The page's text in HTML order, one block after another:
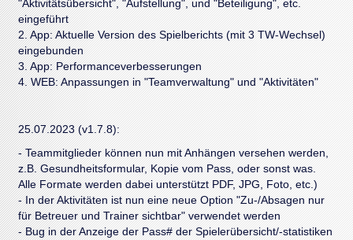
"Aktivitätsübersicht", "Aufstellung", und "Beteiligung", etc.
eingeführt
2. App: Aktuelle Version des Spielberichts (mit 3 TW-Wechsel)
eingebunden
3. App: Performanceverbesserungen
4. WEB: Anpassungen in "Teamverwaltung" und "Aktivitäten"
25.07.2023 (v1.7.8):
- Teammitglieder können nun mit Anhängen versehen werden,
z.B. Gesundheitsformular, Kopie vom Pass, oder sonst was.
Alle Formate werden dabei unterstützt PDF, JPG, Foto, etc.)
- In der Aktivitäten ist nun eine neue Option "Zu-/Absagen nur
für Betreuer und Trainer sichtbar" verwendet werden
- Bug in der Anzeige der Pass# der Spielerübersicht/-statistiken